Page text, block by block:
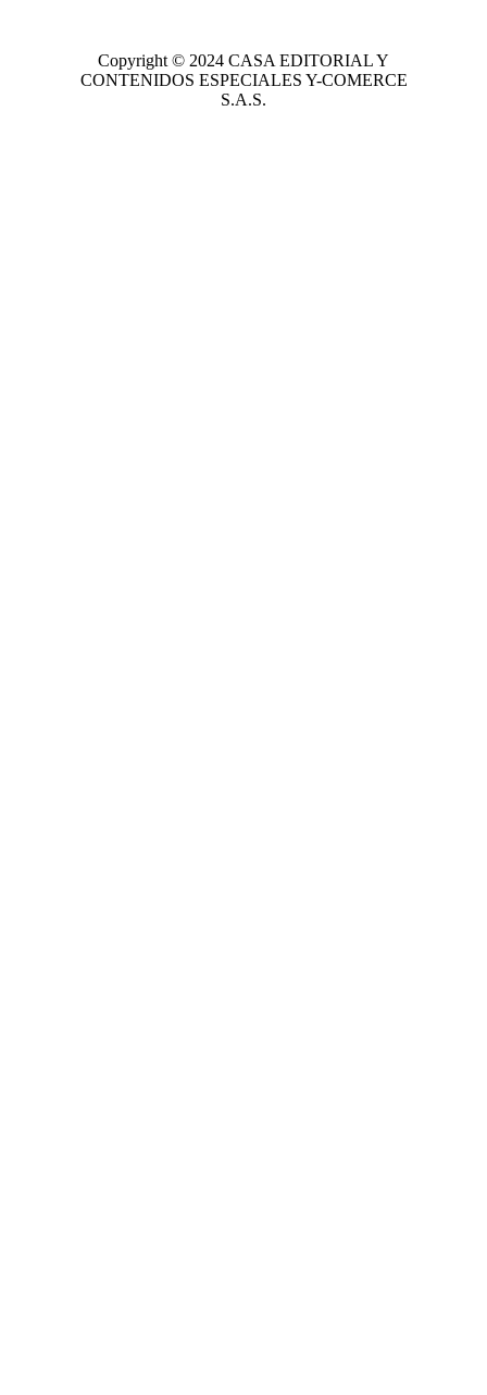
Copyright © 2024 CASA EDITORIALY
CONTENIDOS ESPECIALES Y-COMERCE
S.A.S.